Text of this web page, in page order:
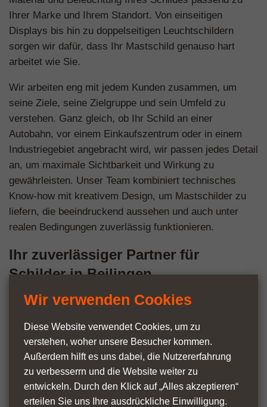
Ihrer Marke und Ihrem Standort. Von einseitigen
Displays bis hin zu doppelseitigen Leuchtschildern
sorgen wir dafür, dass Ihr Mastschild genauso hart
arbeitet wie Sie.
Wir arbeiten eng mit jedem Kunden zusammen, um
seine Ziele, seine Zielgruppe und sein Umfeld zu
verstehen. Ganz gleich, ob Ihr Schild an einer
Autobahn, vor einem Einkaufszentrum oder in einem
Industriegebiet angebracht wird, wir passen jedes Detail
an, um maximale Sichtbarkeit und Wirkung zu
gewährleisten. Unser Team kombiniert technisches
Know-how mit kreativem Design, um Mastschilder zu
liefern, die beeindruckend aussehen und auch unter
realen Bedingungen zuverlässig funktionieren.
Ihr zuverlässiger Partner für
Schilder in Beilingen
Mit jahrzehntelanger Erfahrung ist
gewerbliche Beschilderung. Wir haben unzähligen
Unternehmen in Beilingen dabei geholfen, mit
maßgeschneiderten Mastschildern, die echte
Ergebnisse liefern, einen bleibenden Eindruck zu
Wir verwenden Cookies
Diese Website verwendet Cookies, um zu
verstehen, woher unsere Besucher kommen.
Außerdem hilft es uns dabei, die Nutzer­erfahrung
zu verbesserrn und die Website weiter zu
entwickeln. Durch den Klick auf „Alles akzeptieren“
erteilen Sie uns Ihre ausdrückliche Einwilligung.